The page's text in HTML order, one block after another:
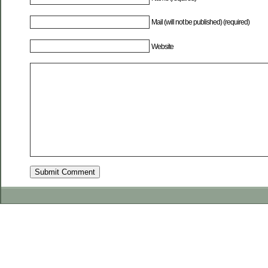
Mail (will not be published) (required)
Website